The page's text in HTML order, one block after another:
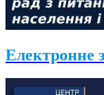
Електронне